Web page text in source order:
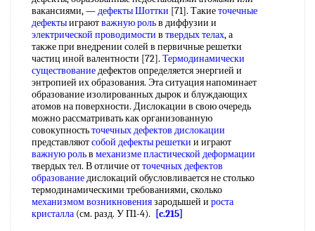
вакансиями, —дефекты Шоттки [71]. Такиеточечные
дефектыиграютважную рольв диффузии и
электрической проводимости в твердых телах, а
также при внедрении солей в первичные решетки
частиц иной валентности [72]. Термодинамически
существованиедефектов определяется энергией и
энтропией их образования. Эта ситуация напоминает
образование изолированных дырок и блуждающих
атомов на поверхности. Дислокации в свою очередь
можно рассматривать как организованную
совокупностьточечных дефектов дислокации
представляютсобой дефекты решетки и играют
важную рольв механизме пластической деформации
твердых тел. В отличие отточечных дефектов
образованиедислокаций обусловливается не столько
термодинамическими требованиями, сколько
механизмом возникновениязародышей и роста
кристалла (см. разд. У П1-4).
[c.215]